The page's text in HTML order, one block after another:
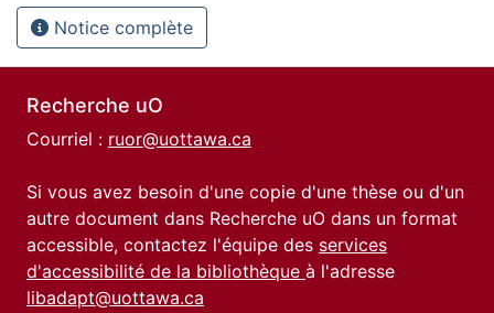
Notice complète
Recherche uO
Courriel : ruor@uottawa.ca
Si vous avez besoin d'une copie d'une thèse ou d'un
autre document dans Recherche uO dans un format
accessible, contactez l'équipe des services
d'accessibilité de la bibliothèque à l'adresse
libadapt@uottawa.ca